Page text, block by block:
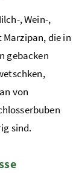
, Wein-,
die in
gebacken
von
sind.